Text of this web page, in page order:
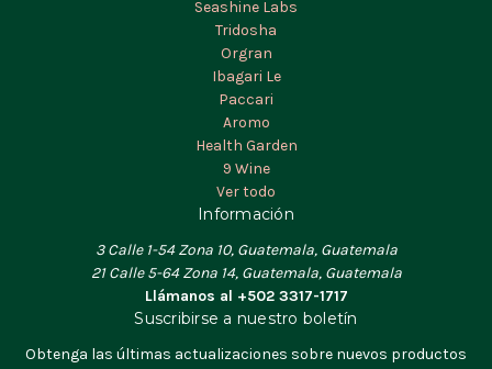
Seashine Labs
Tridosha
Orgran
Ibagari Le
Paccari
Aromo
Health Garden
9 Wine
Ver todo
Información
3 Calle 1-54 Zona 10, Guatemala, Guatemala
21 Calle 5-64 Zona 14, Guatemala, Guatemala
Llámanos al +502 3317-1717
Suscribirse a nuestro boletín
Obtenga las últimas actualizaciones sobre nuevos productos